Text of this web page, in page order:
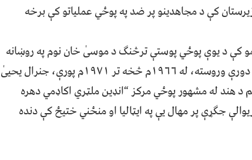
وزیرستان کې د مجاهدینو پر ضد په پوځي عملیاتو کې برخه
کې د یوې پوځي پوستې ترڅنګ د موسیٰ خان نوم په روښانه
لیکدود کې لیکل شوی لیدل کېږي. د موسیٰ له دورې وروسته، له ۱۹۶۶م څخه تر ۱۹۷۱م پورې، جنرال یحییٰ
له مشهور پوځي مرکز “انډین ملټري اکاډمي دهره
جګړې پر مهال یې په ایټالیا او منځني ختیځ کې دنده